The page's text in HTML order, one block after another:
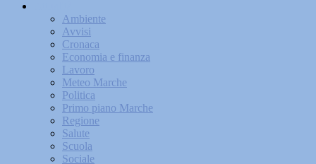
Ambiente
Avvisi
Cronaca
Economia e finanza
Lavoro
Meteo Marche
Politica
Primo piano Marche
Regione
Salute
Scuola
Sociale